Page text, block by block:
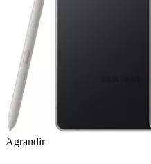
Agrandir